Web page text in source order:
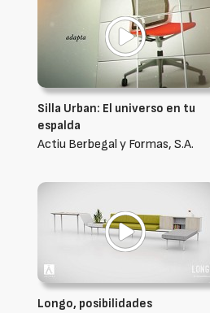
Silla Urban: El universo en tu
espalda
Actiu Berbegal y Formas, S.A.
Longo, posibilidades